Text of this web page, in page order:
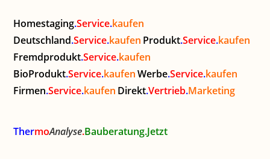
Homestaging.Service.kaufen
Deutschland.Service.kaufen Produkt.Service.kaufen
Fremdprodukt.Service.kaufen
BioProdukt.Service.kaufen Werbe.Service.kaufen
Firmen.Service.kaufen Direkt.Vertrieb.Marketing
ThermoAnalyse.Bauberatung.Jetzt